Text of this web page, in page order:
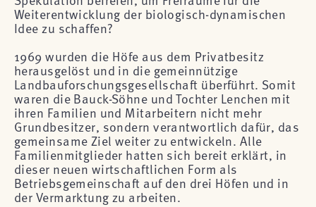
Weiterentwicklung der biologisch-dynamischen
Idee zu schaffen?
1969 wurden die Höfe aus dem Privatbesitz
herausgelöst und in die gemeinnützige
Landbauforschungsgesellschaft überführt. Somit
waren die Bauck-Söhne und Tochter Lenchen mit
ihren Familien und Mitarbeitern nicht mehr
Grundbesitzer, sondern verantwortlich dafür, das
gemeinsame Ziel weiter zu entwickeln. Alle
Familienmitglieder hatten sich bereit erklärt, in
dieser neuen wirtschaftlichen Form als
Betriebsgemeinschaft auf den drei Höfen und in
der Vermarktung zu arbeiten.